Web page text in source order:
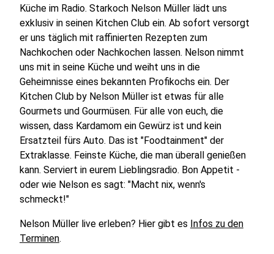
Küche im Radio. Starkoch Nelson Müller lädt uns
exklusiv in seinen Kitchen Club ein. Ab sofort versorgt
er uns täglich mit raffinierten Rezepten zum
Nachkochen oder Nachkochen lassen. Nelson nimmt
uns mit in seine Küche und weiht uns in die
Geheimnisse eines bekannten Profikochs ein. Der
Kitchen Club by Nelson Müller ist etwas für alle
Gourmets und Gourmüsen. Für alle von euch, die
wissen, dass Kardamom ein Gewürz ist und kein
Ersatzteil fürs Auto. Das ist "Foodtainment" der
Extraklasse. Feinste Küche, die man überall genießen
kann. Serviert in eurem Lieblingsradio. Bon Appetit -
oder wie Nelson es sagt: "Macht nix, wenn's
schmeckt!"
Nelson Müller live erleben? Hier gibt es Infos zu den
Terminen.